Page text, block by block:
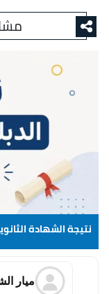
نتيجة الشهادة
ميار